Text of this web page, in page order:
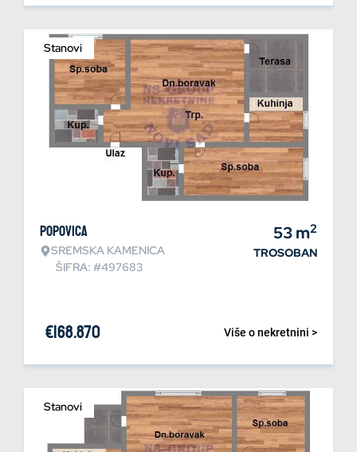
Stanovi
Popovica
SREMSKA KAMENICA
ŠIFRA: #497683
53m2
TROSOBAN
Više o nekretnini >
€168.870
Stanovi